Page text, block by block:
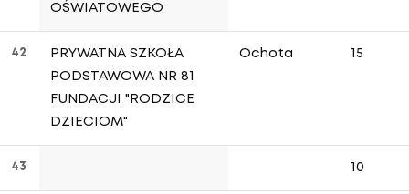
OŚWIATOWEGO
42
PRYWATNA SZKOŁA
PODSTAWOWA NR 81
FUNDACJI "RODZICE
DZIECIOM"
Ochota 15
43 10